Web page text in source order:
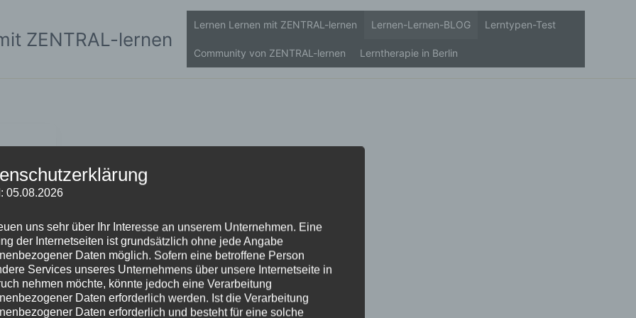
ZENTRAL-lernen
Lernen Lernen mit ZENTRAL-lernen Lernen-Lernen-BLOG Lerntypen-Test
Community von ZENTRAL-lernen Lerntherapie in Berlin
hat
05.08.2026
uns sehr über Ihr Interesse an unserem Unternehmen. Eine
der Internetseiten ist grundsätzlich ohne jede Angabe
Daten möglich. Sofern eine betroffene Person
Services unseres Unternehmens über unsere Internetseite in
nehmen möchte, könnte jedoch eine Verarbeitung
Daten erforderlich werden. Ist die Verarbeitung
Daten erforderlich und besteht für eine solche